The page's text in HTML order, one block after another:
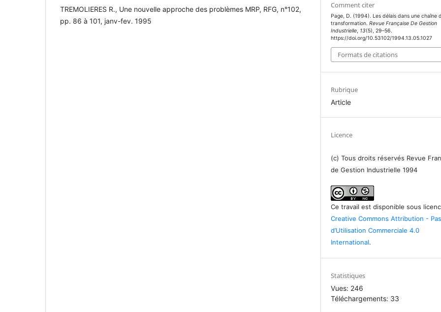
TREMOLIERES R., Une nouvelle approche des problèmes MRP, RFG, n°102,
pp. 86 à 101, janv-fev. 1995
Comment citer
Page, D. (1994). Les délais dans une chaîne
transformation.Revue Française De Gestion
Industrielle, 13(5), 29–56.
https://doi.org/10.53102/1994.13.05.1027
Formats de citations
Rubrique
Article
Licence
(c) Tous droits réservés Revue
de Gestion Industrielle 1994
Ce travail est disponible sous
Creative Commons Attribution - Pas
d’Utilisation Commerciale 4.0
International.
Statistiques
Vues: 246
Téléchargements: 33